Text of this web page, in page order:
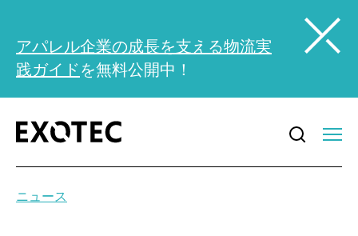
アパレル企業の成長を支える物流実
践ガイドを無料公開中！
ニュース